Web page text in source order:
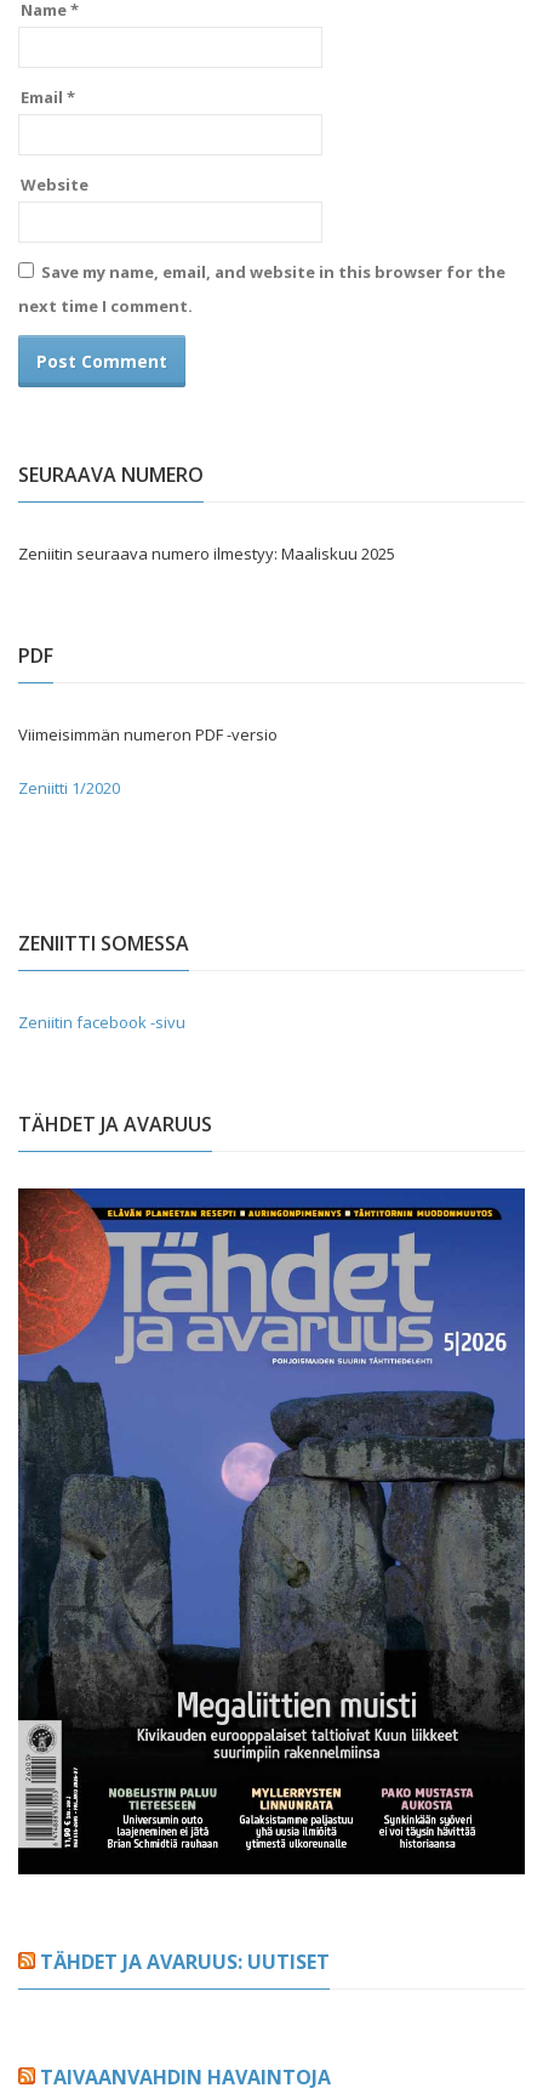
Name*
Email *
Website
Save my name, email, and website in this browser for the
next time I comment.
SEURAAVA NUMERO
Zeniitin seuraava numero ilmestyy: Maaliskuu 2025
PDF
Viimeisimmän numeron PDF -versio
Zeniitti 1/2020
ZENIITTI SOMESSA
Zeniitin facebook -sivu
TÄHDET JA AVARUUS
TÄHDET JA AVARUUS: UUTISET
TAIVAANVAHDIN HAVAINTOJA